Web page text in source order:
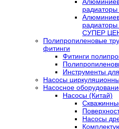
СУПЕР
Полипропиленовые
фитинги
Фитинги
Инструменты
Насосы
Насосное
Насосы (Китай)
Насосы